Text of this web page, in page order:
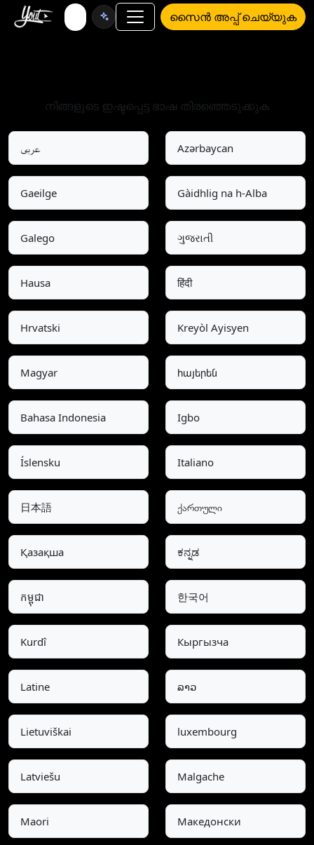
സൈൻ അപ്പ് ചെയ്യുക
നിങ്ങളുടെ ഇഷ്ടപ്പെട്ട ഭാഷ തിരഞ്ഞെടുക്കുക
عربى Azərbaycan
Gaeilge Gàidhlig na h-Alba
Galego ગુજરાતી
Hausa हिंदी
Hrvatski Kreyòl Ayisyen
Magyar հայերեն
Bahasa Indonesia Igbo
Íslensku Italiano
日本語 ქართული
Қазақша ಕನ್ನಡ
កម្ពុជា 한국어
Kurdî Кыргызча
Latine ລາວ
Lietuviškai luxembourg
Latviešu Malgache
Maori Македонски